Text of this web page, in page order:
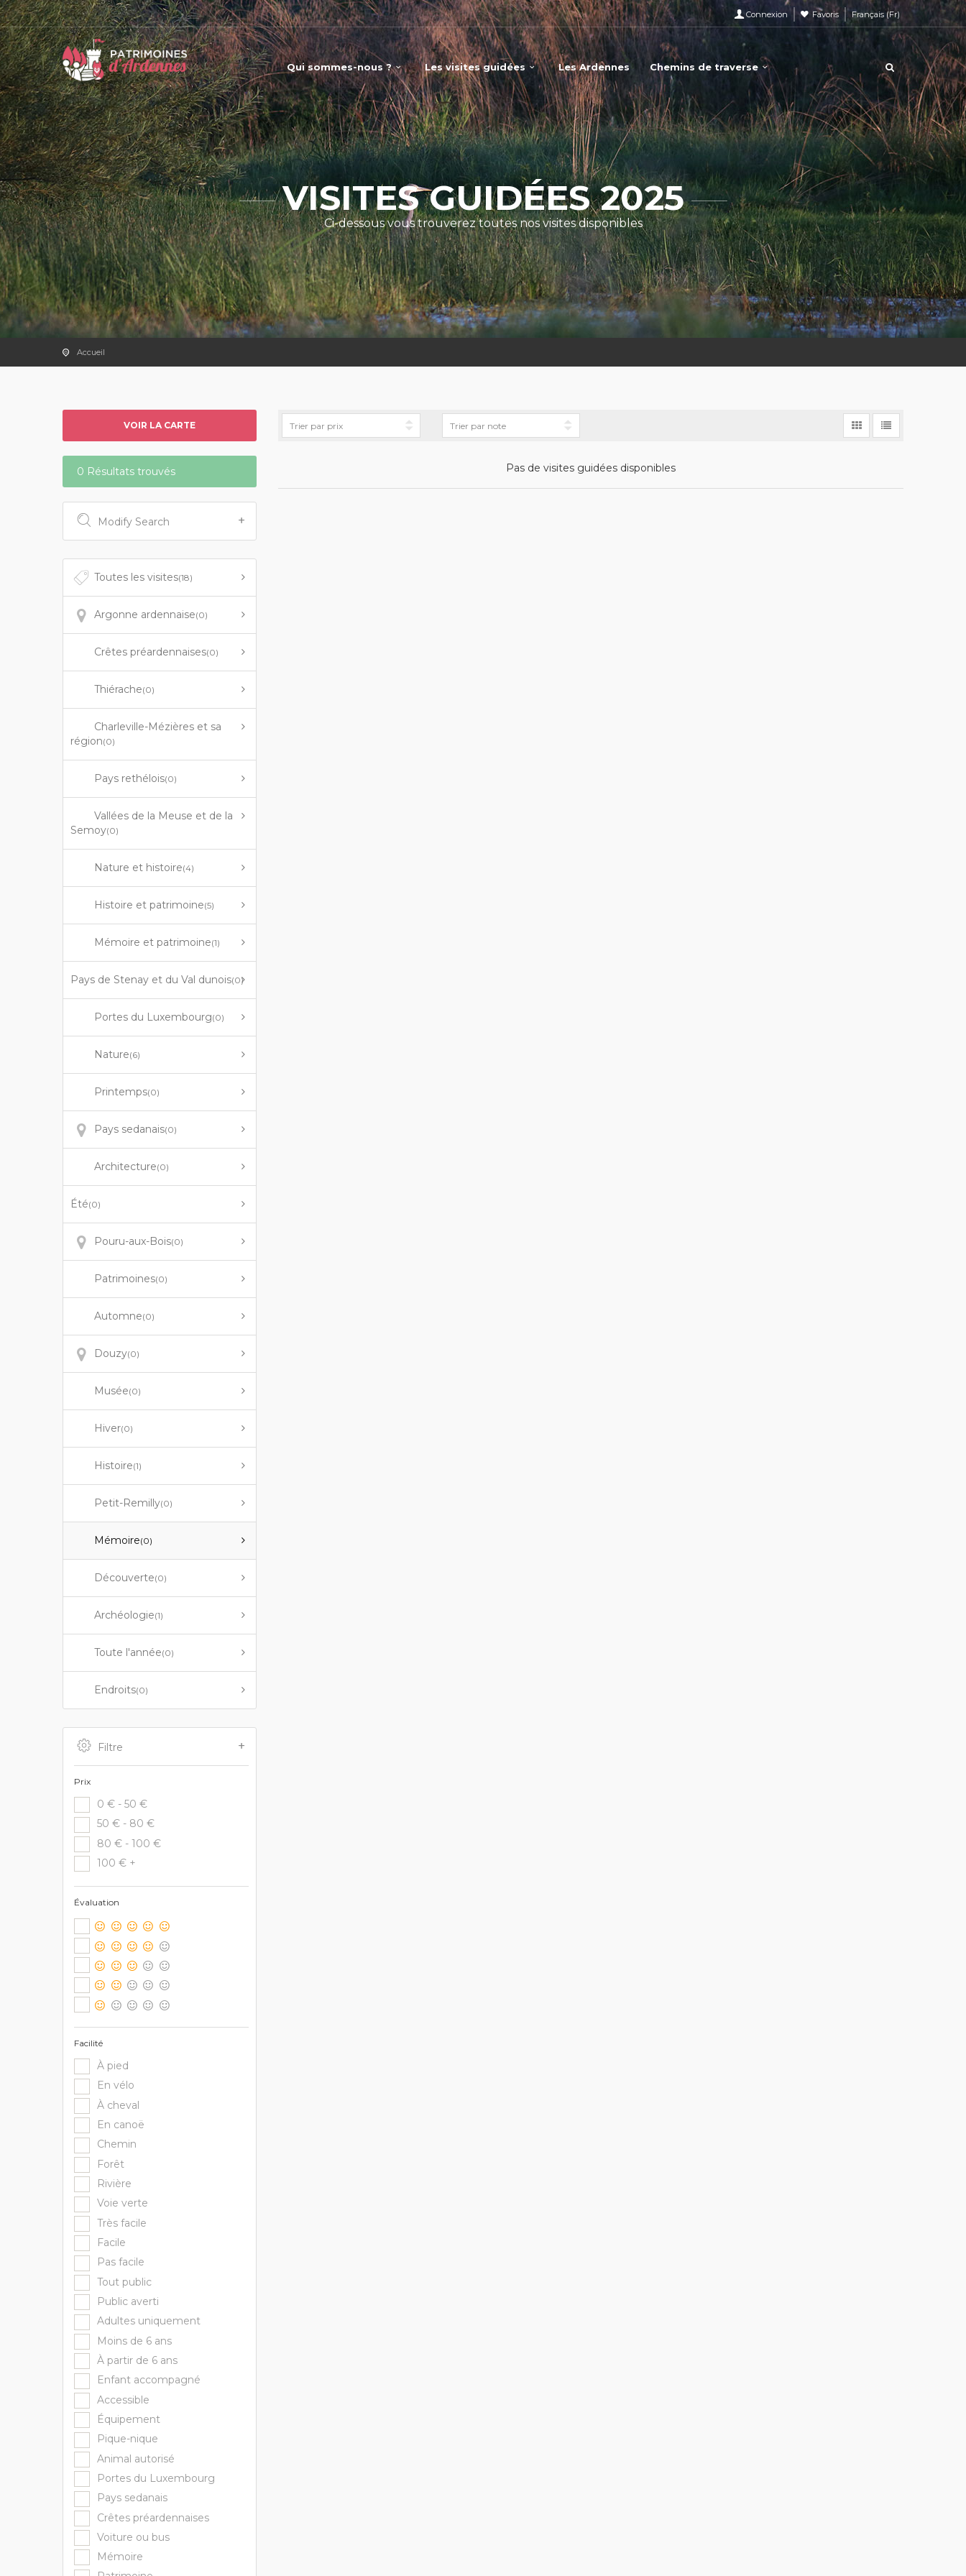
Connexion Favoris Français (Fr)
Qui sommes-nous ? Les visites guidées Les Ardennes Chemins de traverse
VISITES GUIDÉES 2025
Ci-dessous vous trouverez toutes nos visites disponibles
Accueil
VOIR LA CARTE
0 Résultats trouvés
Modify Search
Toutes les visites(18)
Argonne ardennaise(0)
Crêtes préardennaises(0)
Thiérache(0)
Charleville-Mézières et sa
région(0)
Pays rethélois(0)
Vallées de la Meuse et de la
Semoy(0)
Nature et histoire(4)
Histoire et patrimoine(5)
Mémoire et patrimoine(1)
Pays de Stenay et du Val dunois(0)
Portes du Luxembourg(0)
Nature(6)
Printemps(0)
Pays sedanais(0)
Architecture(0)
Été(0)
Pouru-aux-Bois(0)
Patrimoines(0)
Automne(0)
Douzy(0)
Musée(0)
Hiver(0)
Histoire(1)
Petit-Remilly(0)
Mémoire(0)
Découverte(0)
Archéologie(1)
Toute l'année(0)
Endroits(0)
Filtre
Prix
0 € - 50 €
50 € - 80 €
80 € - 100 €
100 € +
Évaluation
Facilité
À pied
En vélo
À cheval
En canoë
Chemin
Forêt
Rivière
Voie verte
Très facile
Facile
Pas facile
Tout public
Public averti
Adultes uniquement
Moins de 6 ans
À partir de 6 ans
Enfant accompagné
Accessible
Équipement
Pique-nique
Animal autorisé
Portes du Luxembourg
Pays sedanais
Crêtes préardennaises
Voiture ou bus
Mémoire
Pas de visites guidées disponibles